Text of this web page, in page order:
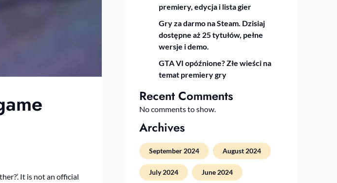
It is not an official
premiery, edycja i lista gier
Gry za darmo na Steam. Dzisiaj
dostępne aż 25 tytułów, pełne
wersje i demo.
GTA VI opóźnione? Złe wieści na
temat premiery gry
Recent Comments
No comments to show.
Archives
September 2024 August 2024
July 2024 June 2024